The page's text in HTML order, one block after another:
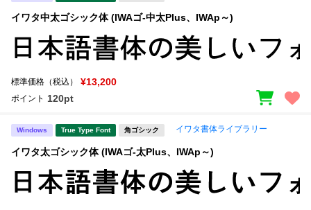
マイページ
お気に入り
ご利用ガイド
よくあるご質問
宋朝体 清朝体
教科書体 行書体
江戸文字
すべてを表示
イワタ中太ゴシック体 (IWAゴ-中太Plus、IWAp～)
標準価格（税込） ¥13,200
ポイント 120pt
Windows True Type Font 角ゴシック イワタ書体ライブラリー
イワタ太ゴシック体 (IWAゴ-太Plus、IWAp～)